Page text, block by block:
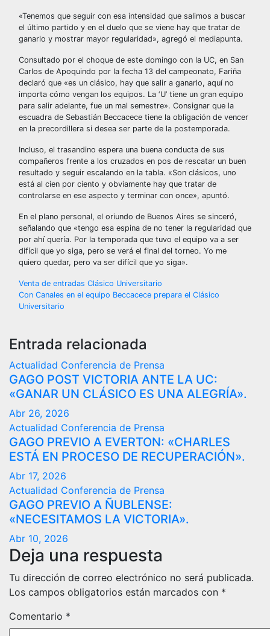
«Tenemos que seguir con esa intensidad que salimos a buscar
el último partido y en el duelo que se viene hay que tratar de
ganarlo y mostrar mayor regularidad», agregó el mediapunta.
Consultado por el choque de este domingo con la UC, en San
Carlos de Apoquindo por la fecha 13 del campeonato, Fariña
declaró que «es un clásico, hay que salir a ganarlo, aquí no
importa cómo vengan los equipos. La ‘U’ tiene un gran equipo
para salir adelante, fue un mal semestre». Consignar que la
escuadra de Sebastián Beccacece tiene la obligación de vencer
en la precordillera si desea ser parte de la postemporada.
Incluso, el trasandino espera una buena conducta de sus
compañeros frente a los cruzados en pos de rescatar un buen
resultado y seguir escalando en la tabla. «Son clásicos, uno
está al cien por ciento y obviamente hay que tratar de
controlarse en ese aspecto y terminar con once», apuntó.
En el plano personal, el oriundo de Buenos Aires se sinceró,
señalando que «tengo esa espina de no tener la regularidad que
por ahí quería. Por la temporada que tuvo el equipo va a ser
difícil que yo siga, pero se verá el final del torneo. Yo me
quiero quedar, pero va ser difícil que yo siga».
Navegación
de
entradas
Venta de entradas Clásico Universitario
Con Canales en el equipo Beccacece prepara el Clásico
Universitario
Entrada relacionada
Actualidad Conferencia de Prensa
GAGO POST VICTORIA ANTE LA UC:
«GANAR UN CLÁSICO ES UNA ALEGRÍA».
Abr 26, 2026
Actualidad Conferencia de Prensa
GAGO PREVIO A EVERTON: «CHARLES
ESTÁ EN PROCESO DE RECUPERACIÓN».
Abr 17, 2026
Actualidad Conferencia de Prensa
GAGO PREVIO A ÑUBLENSE:
«NECESITAMOS LA VICTORIA».
Abr 10, 2026
Deja una respuesta
Tu dirección de correo electrónico no será publicada.
Los campos obligatorios están marcados con *
Comentario *